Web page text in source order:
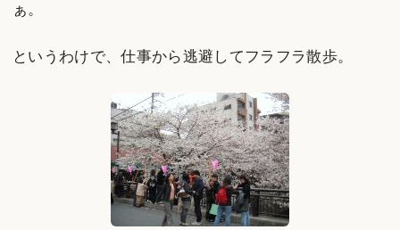
ぁ。
というわけで、仕事から逃避してフラフラ散歩。